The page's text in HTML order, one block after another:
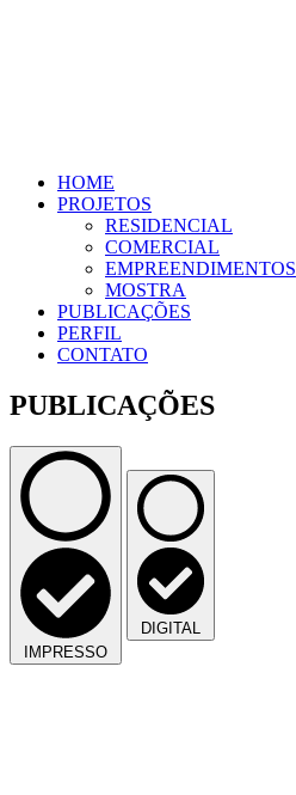
HOME
PROJETOS
RESIDENCIAL
COMERCIAL
EMPREENDIMENTOS
MOSTRA
PUBLICAÇÕES
PERFIL
CONTATO
PUBLICAÇÕES
IMPRESSO
DIGITAL